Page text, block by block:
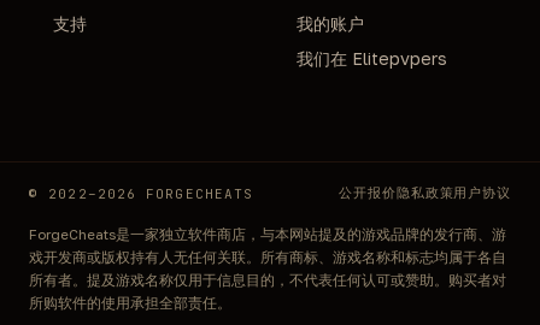
支持
我的账户
我们在 Elitepvpers
© 2022–2026 FORGECHEATS 公开报价隐私政策用户协议
ForgeCheats是一家独立软件商店，与本网站提及的游戏品牌的发行商、游
戏开发商或版权持有人无任何关联。所有商标、游戏名称和标志均属于各自
所有者。提及游戏名称仅用于信息目的，不代表任何认可或赞助。购买者对
所购软件的使用承担全部责任。